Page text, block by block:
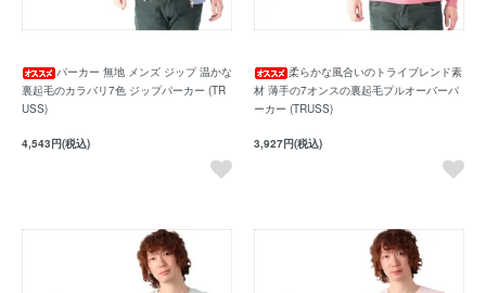
パーカー 無地 メンズ ジップ 温かな
裏起毛のカラバリ7色 ジップパーカー (TR
USS)
4,543円(税込)
柔らかな風合いのトライブレンド素
材 薄手の7オンスの裏起毛プルオーバーパ
ーカー (TRUSS)
3,927円(税込)